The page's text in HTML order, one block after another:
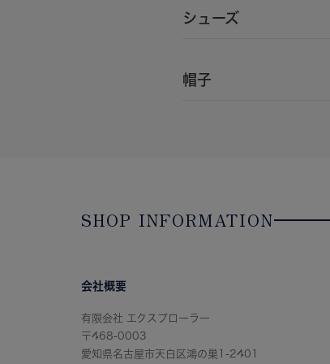
シューズ
帽子
SHOP INFORMATION
会社概要
有限会社 エクスプローラー
〒468-0003
愛知県名古屋市天白区鴻の巣1-2401